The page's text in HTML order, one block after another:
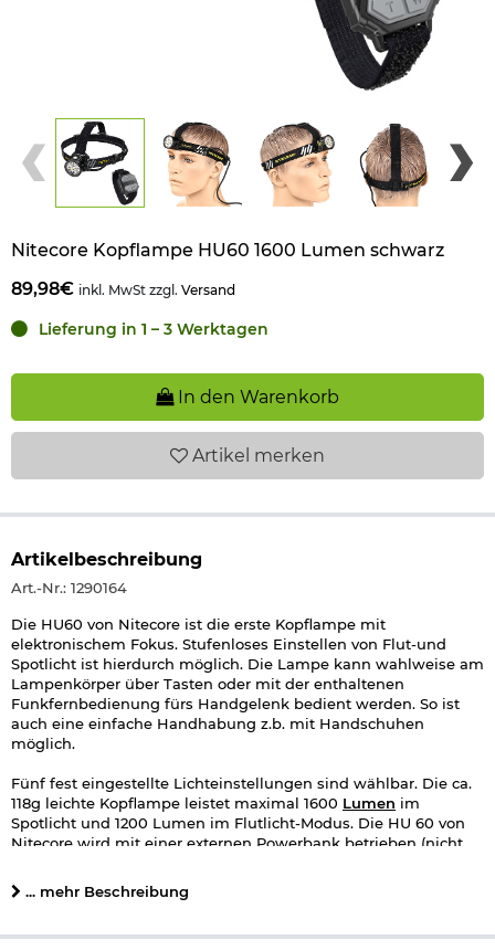
Nitecore Kopflampe HU60 1600 Lumen schwarz
89,98€ inkl. MwSt zzgl. Versand
Lieferung in 1 – 3 Werktagen
In den Warenkorb
Artikel merken
Artikelbeschreibung
Art.-Nr.: 1290164
Die HU60 von Nitecore ist die erste Kopflampe mit
elektronischem Fokus. Stufenloses Einstellen von Flut-und
Spotlicht ist hierdurch möglich. Die Lampe kann wahlweise am
Lampenkörper über Tasten oder mit der enthaltenen
Funkfernbedienung fürs Handgelenk bedient werden. So ist
auch eine einfache Handhabung z.b. mit Handschuhen
möglich.
Fünf fest eingestellte Lichteinstellungen sind wählbar. Die ca.
118g leichte Kopflampe leistet maximal 1600 Lumen im
Spotlicht und 1200 Lumen im Flutlicht-Modus. Die HU 60 von
Nitecore wird mit einer externen Powerbank betrieben (nicht
die Nutzung der wasserdichten Nitecore NPB1 oder NPB2
Powerbank. Du kannst aber auch jede andere Powerbank mit
... mehr Beschreibung